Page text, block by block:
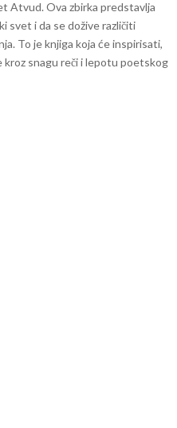
Atvud. Ova zbirka predstavlja
svet i da se dožive različiti
To je knjiga koja će inspirisati,
snagu reči i lepotu poetskog